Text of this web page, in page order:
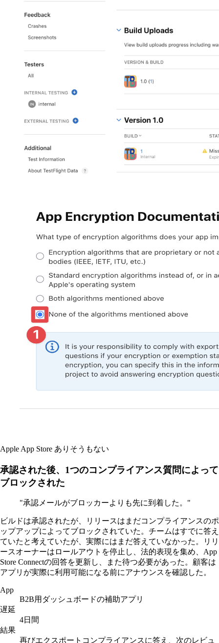
Apple App Store ありそうもない
承認された後、1つのコンプライアンス質問によって
ブロックされた
"承認メールがブロッカーよりも先に到着した。"
ビルドは承認されたが、リリースはまだコンプライアンスのポ
ップアップによってブロックされていた。チームはすでに答え
ていたと考えていたが、実際にはまだ答えていなかった。リリ
ースオーナーはロールアウトを停止し、法的表現を集め、App
Store Connectの回答を更新し、また待つ必要があった。顧客は
アプリが実際に利用可能になる前にアナウンスを確認した。
App
B2B用ダッシュボードの補助アプリ
遅延
4日間
結果
再びエクスポートコンプライアンスに答え、次のレビュ